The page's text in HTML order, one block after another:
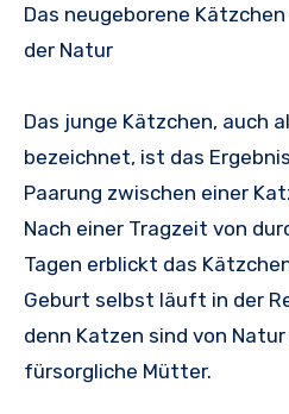
Das neugeborene
der Natur
Das junge Kätzchen, auch
bezeichnet, ist das
Paarung zwischen einer
Nach einer Tragzeit von
Tagen erblickt das
Geburt selbst läuft in der
denn Katzen sind von
fürsorgliche Mütter.